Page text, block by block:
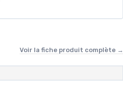
Voir la fiche produit complète →